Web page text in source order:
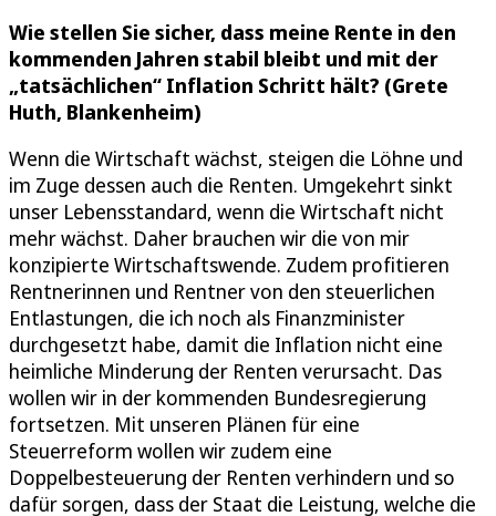
Wie stellen Sie sicher, dass meine Rente in den
kommenden Jahren stabil bleibt und mit der
„tatsächlichen“ Inflation Schritt hält? (Grete
Huth, Blankenheim)
Wenn die Wirtschaft wächst, steigen die Löhne und
im Zuge dessen auch die Renten. Umgekehrt sinkt
unser Lebensstandard, wenn die Wirtschaft nicht
mehr wächst. Daher brauchen wir die von mir
konzipierte Wirtschaftswende. Zudem profitieren
Rentnerinnen und Rentner von den steuerlichen
Entlastungen, die ich noch als Finanzminister
durchgesetzt habe, damit die Inflation nicht eine
heimliche Minderung der Renten verursacht. Das
wollen wir in der kommenden Bundesregierung
fortsetzen. Mit unseren Plänen für eine
Steuerreform wollen wir zudem eine
Doppelbesteuerung der Renten verhindern und so
dafür sorgen, dass der Staat die Leistung, welche die